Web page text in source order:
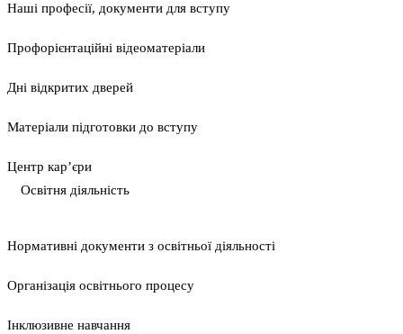
Наші професії, документи для вступу
Профорієнтаційні відеоматеріали
Дні відкритих дверей
Матеріали підготовки до вступу
Центр кар’єри
Освітня діяльність
Нормативні документи з освітньої діяльності
Організація освітнього процесу
Інклюзивне навчання